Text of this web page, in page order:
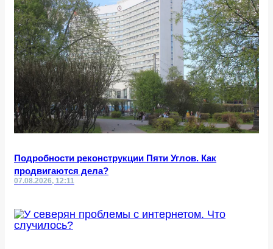
Подробности реконструкции Пяти Углов. Как
продвигаются дела?
07.08.2026, 12:11